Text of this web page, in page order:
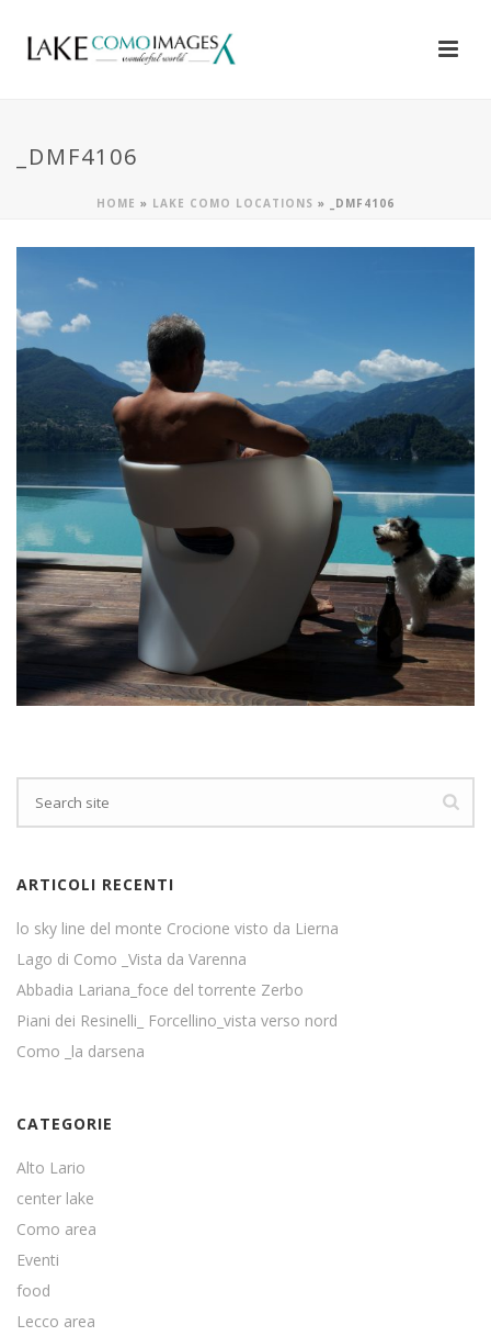
_DMF4106
HOME » LAKE COMO LOCATIONS » _DMF4106
ARTICOLI RECENTI
lo sky line del monte Crocione visto da Lierna
Lago di Como _Vista da Varenna
Abbadia Lariana_foce del torrente Zerbo
Piani dei Resinelli_ Forcellino_vista verso nord
Como _la darsena
CATEGORIE
Alto Lario
center lake
Como area
Eventi
food
Lecco area